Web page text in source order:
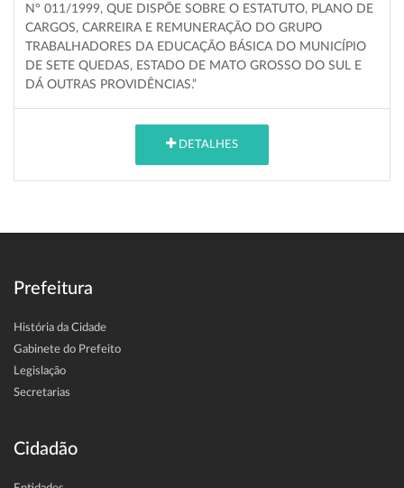
Nº 011/1999, QUE DISPÕE SOBRE O ESTATUTO, PLANO DE
CARGOS, CARREIRA E REMUNERAÇÃO DO GRUPO
TRABALHADORES DA EDUCAÇÃO BÁSICA DO MUNICÍPIO
DE SETE QUEDAS, ESTADO DE MATO GROSSO DO SUL E
DÁ OUTRAS PROVIDÊNCIAS.”
DETALHES
Prefeitura
História da Cidade
Gabinete do Prefeito
Legislação
Secretarias
Cidadão